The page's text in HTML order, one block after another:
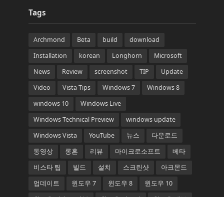
Tags
Archmond Beta build
download
Installation
korean Longhorn
Microsoft
News
Review screenshot TIP
Update
Video
Vista Tips Windows 7
Windows 8
windows 10
Windows Live
Windows Technical Preview
windows update
Windows Vista
YouTube 뉴스
다운로드
동영상
롱혼 리뷰 마이크로소프트
베타
비스타 팁
빌드 설치 스크린샷
아크몬드
업데이트
윈도우 7 윈도우 8
윈도우 10